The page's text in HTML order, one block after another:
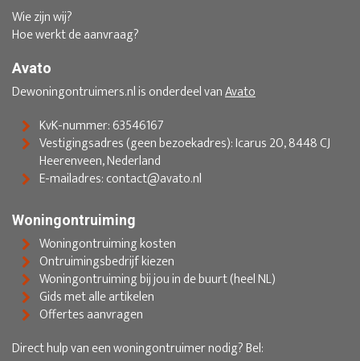
Wie zijn wij?
Hoe werkt de aanvraag?
Avato
Dewoningontruimers.nl is onderdeel vanAvato
KvK-nummer: 63546167
Vestigingsadres (geen bezoekadres): Icarus 20, 8448 CJ
Heerenveen, Nederland
E-mailadres: contact@avato.nl
Woningontruiming
Woningontruiming kosten
Ontruimingsbedrijf kiezen
Woningontruiming bij jou in de buurt (heel NL)
Gids met alle artikelen
Offertes aanvragen
Direct hulp van een woningontruimer nodig? Bel: